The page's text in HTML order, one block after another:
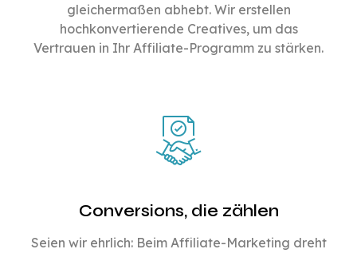
gleichermaßen abhebt. Wir erstellen
hochkonvertierende Creatives, um das
Vertrauen in Ihr Affiliate-Programm zu stärken.
Conversions, die zählen
Seien wir ehrlich: Beim Affiliate-Marketing dreht